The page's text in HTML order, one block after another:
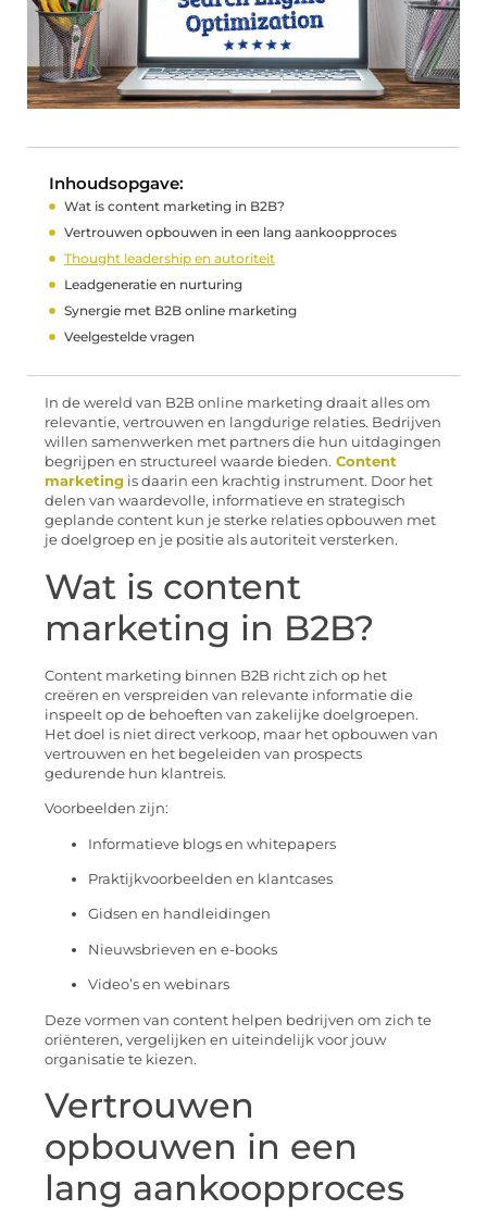
Inhoudsopgave:
Wat is content marketing in B2B?
Vertrouwen opbouwen in een lang aankoopproces
Thought leadership en autoriteit
Leadgeneratie en nurturing
Synergie met B2B online marketing
Veelgestelde vragen
In de wereld van B2B online marketing draait alles om
relevantie, vertrouwen en langdurige relaties. Bedrijven
willen samenwerken met partners die hun uitdagingen
begrijpen en structureel waarde bieden. Content
marketing is daarin een krachtig instrument. Door het
delen van waardevolle, informatieve en strategisch
geplande content kun je sterke relaties opbouwen met
je doelgroep en je positie als autoriteit versterken.
Wat is content
marketing in B2B?
Content marketing binnen B2B richt zich op het
creëren en verspreiden van relevante informatie die
inspeelt op de behoeften van zakelijke doelgroepen.
Het doel is niet direct verkoop, maar het opbouwen van
vertrouwen en het begeleiden van prospects
gedurende hun klantreis.
Voorbeelden zijn:
Informatieve blogs en whitepapers
Praktijkvoorbeelden en klantcases
Gidsen en handleidingen
Nieuwsbrieven en e-books
Video’s en webinars
Deze vormen van content helpen bedrijven om zich te
oriënteren, vergelijken en uiteindelijk voor jouw
organisatie te kiezen.
Vertrouwen
opbouwen in een
lang aankoopproces